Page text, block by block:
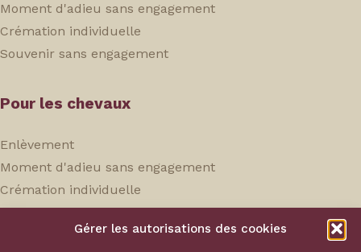
Gérer les autorisations des cookies
Moment d'adieu sans engagement
Crémation individuelle
Souvenir sans engagement
Pour les chevaux
Enlèvement
Moment d'adieu sans engagement
Crémation individuelle
Souvenir sans engagement